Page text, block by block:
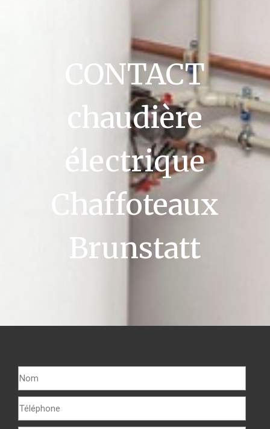
CONTACT
chaudière
électrique
Chaffoteaux
Brunstatt